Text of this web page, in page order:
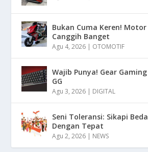
Bukan Cuma Keren!
Canggih Banget
Agu 4, 2026 | OTOMOTIF
Wajib Punya! Gear
GG
Agu 3, 2026 | DIGITAL
Seni Toleransi: Sikapi
Dengan Tepat
Agu 2, 2026 | NEWS